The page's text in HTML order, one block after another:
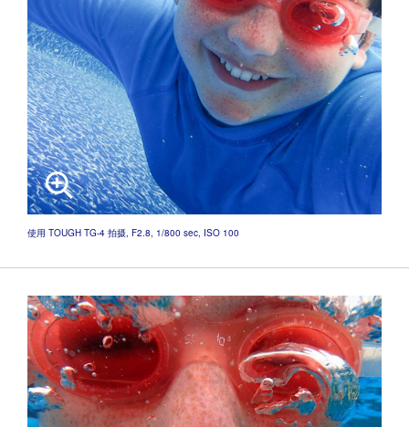
使用 TOUGH TG-4 拍摄, F2.8, 1/800 sec, ISO 100